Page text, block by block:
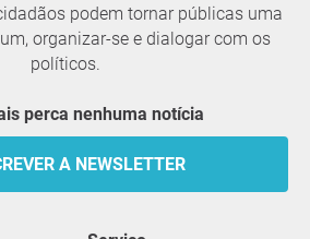
podem tornar públicas uma
organizar-se e dialogar com os
políticos.
perca nenhuma notícia
A NEWSLETTER